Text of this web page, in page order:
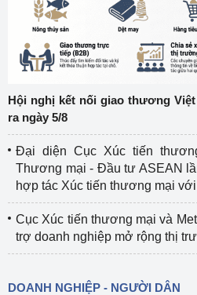
Hội nghị kết nối giao thương
ra ngày 5/8
Đại diện Cục Xúc tiến
Thương mại - Đầu tư ASEAN
hợp tác Xúc tiến thương mại
Cục Xúc tiến thương mại và
trợ doanh nghiệp mở rộng thị
DOANH NGHIỆP - NGƯỜI DÂN